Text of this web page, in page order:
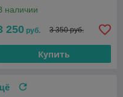
наличии
250 руб. 3 350 руб.
Купить